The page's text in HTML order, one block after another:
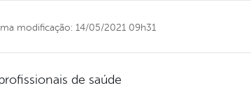
modificação: 14/05/2021 09h31
de saúde